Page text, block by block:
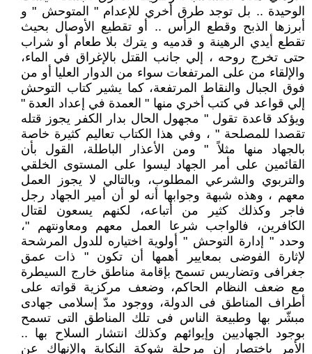
الوحيدة .. بل توجد طرق أخري للإعدام " المتوحش " و
أبرزها الذبح وقطع الرأس .. أو تقطيع الأوصال بحيث
تقطع أيدي الرهينة و قدميه و يترك بلا طعام أو شراب
حتى تخرج روحه ، إلي جانب القتل بالإغراق في الماء،
والإلقاء من على المرتفعات سواء من الدوار العليا أو من
فوق الجبال والنقاط المرتفعة، كما يشير كتاب التوحش
إلي قواعد في كتب أخري منها " العمدة في إعداد العدة "
ويؤكد قاعدة تقول " مجهول الحال بدار الكفر يجوز قتله
تقصدا للمصلحة " ، وفي هذا الكتاب تعاليم كثيرة خاصة
بالجهاد منها مثلاً " ومن الأعذار الباطلة، القول بأن
القائمين على أمر الجهاد ليسوا على المستوى الخلقي
والتربوي والشرعي المطلوب، وبالتالي لا يجوز العمل
معهم ، وهذه شبهة وجوابها أنه لو أن أمير الجهاد رجل
فاجر وكذلك كثير من أتباعه، لكنهم يسعون لقتال
الكافرين، فالواجب شرعا العمل معهم ومعاونتهم "،
وحدد " إدارة التوحش " أولوية اختياره للدول المرشحة
لإثارة الفوضى بمعايير أهمها أن تكون " ذات عمق
جغرافى وتضاريس تسمح بإقامة مناطق خارج السيطرة
مع ضعف النظام الحاكم، وضعف مركزية قواته على
أطراف المناطق فى الدولة، ووجود مدّ إسلامى جهادى
مبشّر بها وطبيعة الناس فى تلك المناطق التى تسمح
بوجود الجهاديين وإيوائهم وكذلك انتشار السلاح بها ..
الأمر باختصار إن مرحلة شوكة النكاية والإنهاك عن